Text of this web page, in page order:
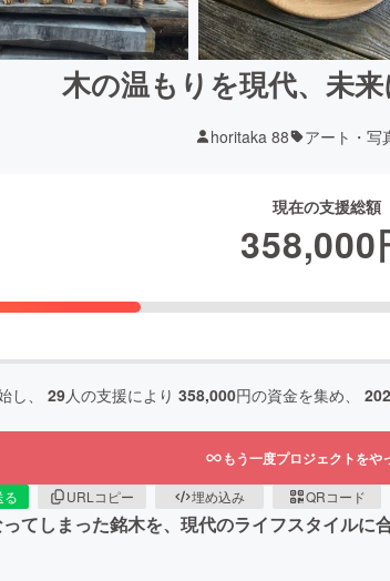
木の温もりを現代、未
horitaka 88 アート・写
現在の支援総額
358,000
し、 29人の支援により 358,000円の資金を集め、
もう一度プロジェクトをや
る URLコピー 埋め込み QRコード
てしまった銘木を、現代のライフスタイル